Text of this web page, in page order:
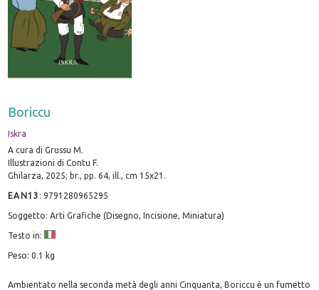
Boriccu
Iskra
A cura di Grussu M.
Illustrazioni di Contu F.
Ghilarza, 2025; br., pp. 64, ill., cm 15x21.
EAN13 :9791280965295
Soggetto: Arti Grafiche (Disegno, Incisione, Miniatura)
Testo in:
Peso: 0.1 kg
Ambientato nella seconda metà degli anni Cinquanta, Boriccu è un fumetto